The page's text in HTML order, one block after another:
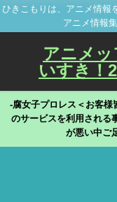
ひきこもりは、アニメ情報
アニメ情報
アニメ
いすき！
-腐女子プロレス＜お客様
のサービスを利用される
が悪い中ご